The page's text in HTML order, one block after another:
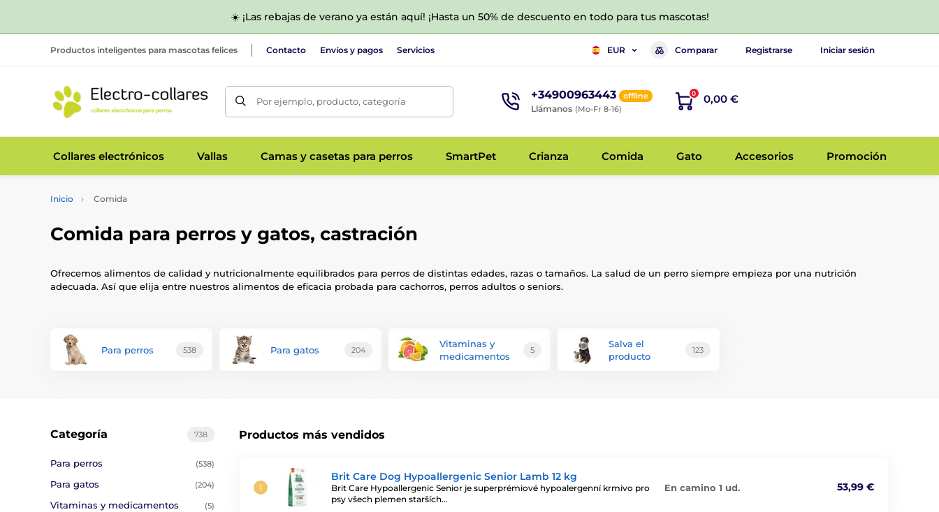
☀️ ¡Las rebajas de verano ya están aquí! ¡Hasta un 50% de descuento en todo para tus mascotas!
Productos inteligentes para mascotas felices Contacto Envíos y pagos Servicios EUR Comparar Registrarse Iniciar sesión
Por ejemplo, producto, categoría +34900963443 offline
Llámanos (Mo-Fr 8-16)
0 0,00 €
Collares electrónicos Vallas Camas y casetas para perros SmartPet Crianza Comida Gato Accesorios Promoción
Inicio Comida
Comida para perros y gatos, castración
Ofrecemos alimentos de calidad y nutricionalmente equilibrados para perros de distintas edades, razas o tamaños. La salud de un perro siempre empieza por una nutrición
adecuada. Así que elija entre nuestros alimentos de eficacia probada para cachorros, perros adultos o seniors.
Para perros 538 Para gatos 204
Vitaminas y
medicamentos
5
Salva el
producto
123
Productos más vendidos
Brit Care Dog Hypoallergenic Senior Lamb 12 kg
Brit Care Hypoallergenic Senior je superprémiové hypoalergenní krmivo pro
psy všech plemen starších…
En camino 1 ud. 53,99 €
738
Categoría
Para perros (538)
Para gatos (204)
Vitaminas y medicamentos (5)